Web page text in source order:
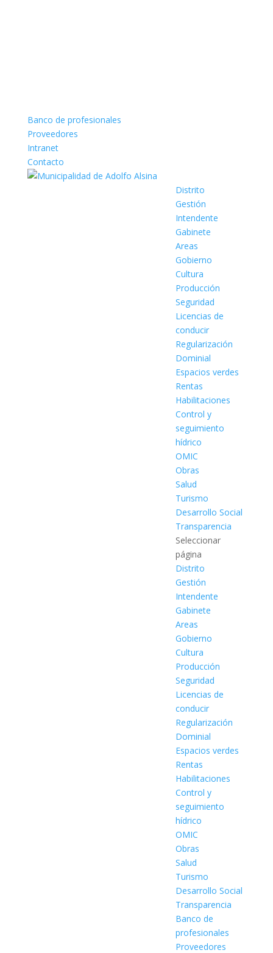
Banco de profesionales
Proveedores
Intranet
Contacto
Distrito
Gestión
Intendente
Gabinete
Areas
Gobierno
Cultura
Producción
Seguridad
Licencias de
conducir
Regularización
Dominial
Espacios verdes
Rentas
Habilitaciones
Control y
seguimiento
hídrico
OMIC
Obras
Salud
Turismo
Desarrollo Social
Transparencia
Seleccionar
página
Distrito
Gestión
Intendente
Gabinete
Areas
Gobierno
Cultura
Producción
Seguridad
Licencias de
conducir
Regularización
Dominial
Espacios verdes
Rentas
Habilitaciones
Control y
seguimiento
hídrico
OMIC
Obras
Salud
Turismo
Desarrollo Social
Transparencia
Banco de
profesionales
Proveedores